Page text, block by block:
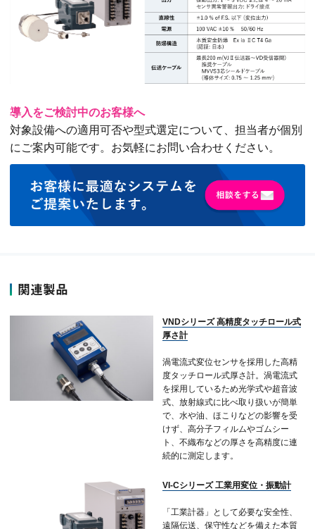
導入をご検討中のお客様へ
対象設備への適用可否や型式選定について、担当者が個別
にご案内可能です。お気軽にお問い合わせください。
関連製品
VNDシリーズ 高精度タッチロール式
厚さ計
渦電流式変位センサを採用した高精
度タッチロール式厚さ計。渦電流式
を採用しているため光学式や超音波
式、放射線式に比べ取り扱いが簡単
で、水や油、ほこりなどの影響を受
けず、高分子フィルムやゴムシー
ト、不織布などの厚さを高精度に連
続的に測定します。
VI-Cシリーズ 工業用変位・振動計
「工業計器」として必要な安全性、
遠隔伝送、保守性などを備えた本質